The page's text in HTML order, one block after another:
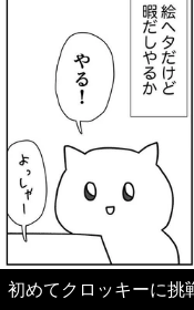
初めてクロッキーに挑